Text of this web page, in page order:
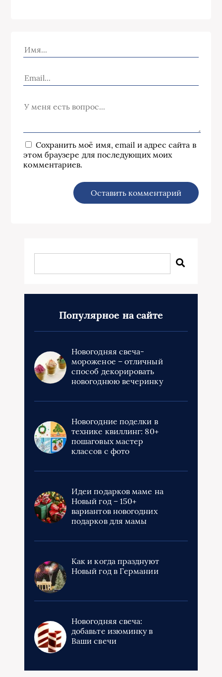
Сохранить моё имя, email и адрес сайта в
этом браузере для последующих моих
комментариев.
Популярное на сайте
Новогодняя свеча-
мороженое – отличный
способ декорировать
новогоднюю вечеринку
Новогодние поделки в
технике квиллинг: 80+
пошаговых мастер
классов с фото
Идеи подарков маме на
Новый год – 150+
вариантов новогодних
подарков для мамы
Как и когда празднуют
Новый год в Германии
Новогодняя свеча:
добавьте изюминку в
Ваши свечи